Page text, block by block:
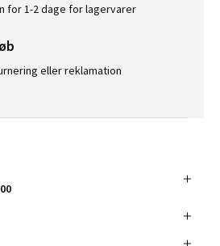
for 1-2 dage for lagervarer
eller reklamation